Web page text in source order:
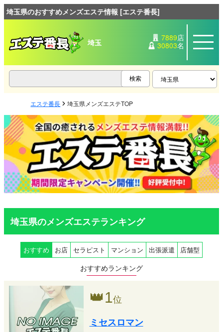
埼玉県のおすすめメンズエステ情報 [エステ番長]
埼玉 7889店
30803名
エステ番長 埼玉県メンズエステTOP
埼玉県のメンズエステランキング
おすすめ お店 セラピスト マンション 出張派遣 店舗型
おすすめランキング
👑1位
ミセスロマン